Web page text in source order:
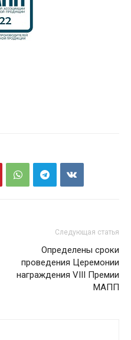
Следующая статья
Определены сроки
проведения Церемонии
награждения VIII Премии
МАПП